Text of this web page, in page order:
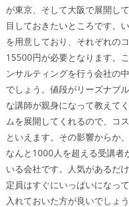
が東京、そして大阪で展開し
目しておきたいところです。
を用意しており、それぞれの
15500円が必要となります。
ンサルティングを行う会社の
でしょう。値段がリーズナブ
な講師が親身になって教えて
ムを展開してくれるので、コ
といえます。その影響からか
なんと1000人を超える受講者
いる会社です。人気があるだ
定員はすぐにいっぱいになっ
入れておいた方が良いでしょ